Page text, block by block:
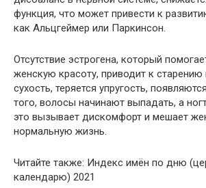
функция, что может привести к
как Альцгеймер или Паркинсон.
Отсутствие эстрогена, который
женскую красоту, приводит к
сухость, теряется упругость,
того, волосы начинают выпадать, а
это вызывает дискомфорт и мешает
нормальную жизнь.
Читайте также: Индекс имён по дню
календарю) 2021